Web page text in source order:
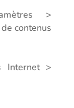
>
contenus
Internet >